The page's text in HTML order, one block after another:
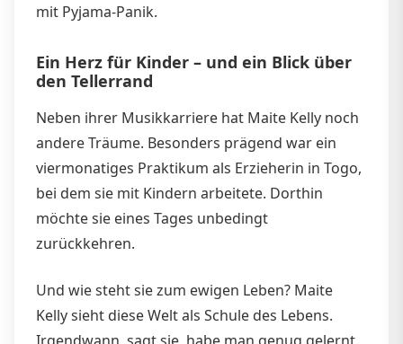
mit Pyjama-Panik.
Ein Herz für Kinder – und ein Blick über
den Tellerrand
Neben ihrer Musikkarriere hat Maite Kelly noch
andere Träume. Besonders prägend war ein
viermonatiges Praktikum als Erzieherin in Togo,
bei dem sie mit Kindern arbeitete. Dorthin
möchte sie eines Tages unbedingt
zurückkehren.
Und wie steht sie zum ewigen Leben? Maite
Kelly sieht diese Welt als Schule des Lebens.
Irgendwann, sagt sie, habe man genug gelernt.